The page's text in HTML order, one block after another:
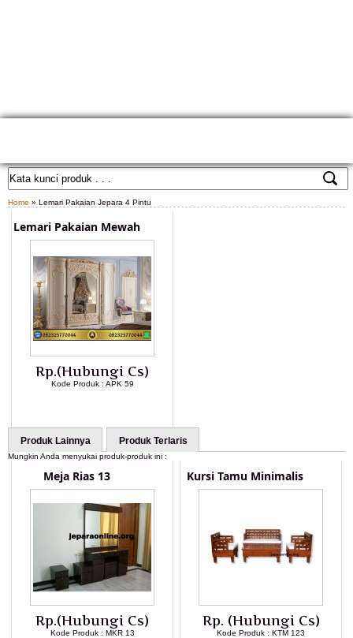
Home » Lemari Pakaian Jepara 4 Pintu
Lemari Pakaian Mewah
Rp.(Hubungi Cs)
Kode Produk : APK 59
Produk Lainnya Produk Terlaris
Mungkin Anda menyukai produk-produk ini :
Meja Rias 13
Rp.(Hubungi Cs)
Kode Produk : MKR 13
Kursi Tamu Minimalis
Rp. (Hubungi Cs)
Kode Produk : KTM 123